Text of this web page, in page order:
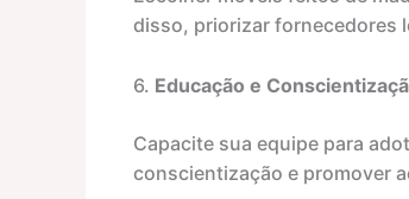
disso, priorizar fornecedores
6. Educação e
Capacite sua equipe para
conscientização e promover